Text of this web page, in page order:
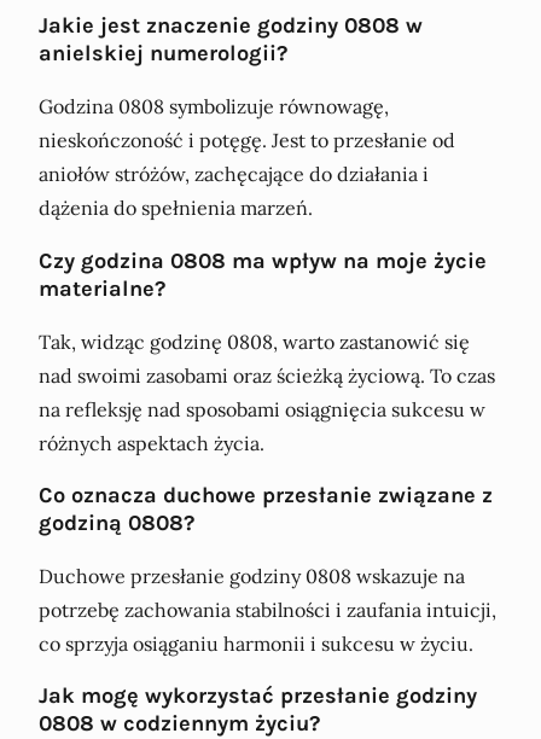
Jakie jest znaczenie godziny 0808 w
anielskiej numerologii?
Godzina 0808 symbolizuje równowagę,
nieskończoność i potęgę. Jest to przesłanie od
aniołów stróżów, zachęcające do działania i
dążenia do spełnienia marzeń.
Czy godzina 0808 ma wpływ na moje życie
materialne?
Tak, widząc godzinę 0808, warto zastanowić się
nad swoimi zasobami oraz ścieżką życiową. To czas
na refleksję nad sposobami osiągnięcia sukcesu w
różnych aspektach życia.
Co oznacza duchowe przesłanie związane z
godziną 0808?
Duchowe przesłanie godziny 0808 wskazuje na
potrzebę zachowania stabilności i zaufania intuicji,
co sprzyja osiąganiu harmonii i sukcesu w życiu.
Jak mogę wykorzystać przesłanie godziny
0808 w codziennym życiu?